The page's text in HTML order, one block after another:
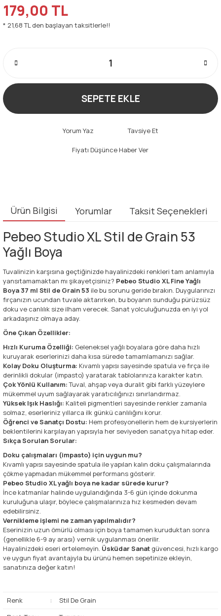
179,00 TL
* 21,68 TL den başlayan taksitlerle!!
SEPETE EKLE
Yorum Yaz Tavsiye Et
Fiyatı Düşünce Haber Ver
Ürün Bilgisi Yorumlar Taksit Seçenekleri
Pebeo Studio XL Stil de Grain 53
Yağlı Boya
Tuvalinizin karşısına geçtiğinizde hayalinizdeki renkleri tam anlamıyla
yansıtamamaktan mı şikayetçisiniz? Pebeo Studio XL Fine Yağlı
Boya 37 ml Stil de Grain 53 ile bu sorunu geride bırakın. Duygularınızı
fırçanızın ucundan tuvale aktarırken, bu boyanın sunduğu pürüzsüz
doku ve canlılık size ilham verecek. Sanat yolculuğunuzda en iyi yol
arkadaşınız olmaya aday.
Öne Çıkan Özellikler:
Hızlı Kuruma Özelliği: Geleneksel yağlı boyalara göre daha hızlı
kuruyarak eserlerinizi daha kısa sürede tamamlamanızı sağlar.
Kolay Doku Oluşturma: Kıvamlı yapısı sayesinde spatula ve fırça ile
derinlikli dokular (impasto) yaratarak tablolarınıza karakter katın.
Çok Yönlü Kullanım:Tuval, ahşap veya duralit gibi farklı yüzeylere
mükemmel uyum sağlayarak yaratıcılığınızı sınırlandırmaz.
Yüksek Işık Haslığı: Kaliteli pigmentleri sayesinde renkler zamanla
solmaz, eserleriniz yıllarca ilk günkü canlılığını korur.
Öğrenci ve Sanatçı Dostu: Hem profesyonellerin hem de kursiyerlerin
beklentilerini karşılayan yapısıyla her seviyeden sanatçıya hitap eder.
Sıkça Sorulan Sorular:
Doku çalışmaları (impasto) için uygun mu?
Kıvamlı yapısı sayesinde spatula ile yapılan kalın doku çalışmalarında
çökme yapmadan mükemmel performans gösterir.
Pebeo Studio XL yağlı boya ne kadar sürede kurur?
İnce katmanlar halinde uygulandığında 3-6 gün içinde dokunma
kuruluğuna ulaşır, böylece çalışmalarınıza hız kesmeden devam
edebilirsiniz.
Vernikleme işlemi ne zaman yapılmalıdır?
Eserinizin uzun ömürlü olması için boya tamamen kuruduktan sonra
(genellikle 6-9 ay arası) vernik uygulanması önerilir.
Hayalinizdeki eseri ertelemeyin. Üsküdar Sanat güvencesi, hızlı kargo
ve uygun fiyat avantajıyla bu ürünü hemen sepetinize ekleyin,
sanatınıza değer katın!
Renk :
Stil De Grain